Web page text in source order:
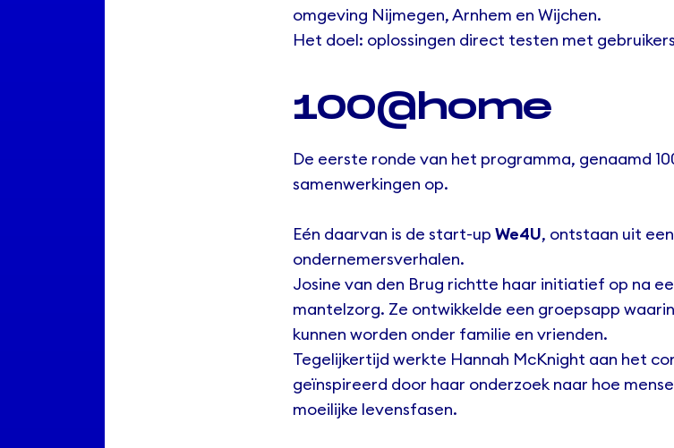
omgeving Nijmegen, Arnhem en Wijchen.
Het doel: oplossingen direct testen met
100@home
De eerste ronde van het programma, genaamd
samenwerkingen op.
Eén daarvan is de start-up We4U, ontstaan uit
ondernemersverhalen.
Josine van den Brug richtte haar initiatief op na
mantelzorg. Ze ontwikkelde een groepsapp
kunnen worden onder familie en vrienden.
Tegelijkertijd werkte Hannah McKnight aan het
geïnspireerd door haar onderzoek naar hoe
moeilijke levensfasen.